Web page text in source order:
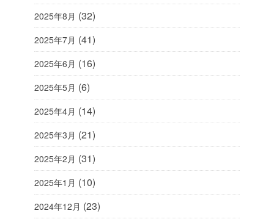
2025年8月 (32)
2025年7月 (41)
2025年6月 (16)
2025年5月 (6)
2025年4月 (14)
2025年3月 (21)
2025年2月 (31)
2025年1月 (10)
2024年12月 (23)